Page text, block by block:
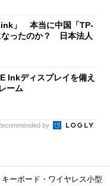
」 本当に中国「TP-
なったのか？ 日本法人
Inkディスプレイを備え
ーム
by
ーボード・ワイヤレス小型